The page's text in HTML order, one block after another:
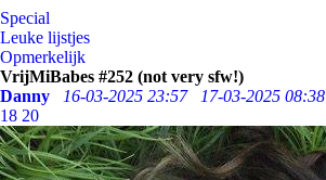
Special
Leuke lijstjes
Opmerkelijk
VrijMiBabes #252 (not very sfw!)
Danny
16-03-2025 23:57 17-03-2025 08:38
18 20